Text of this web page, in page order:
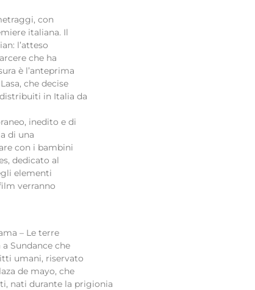
con
italiana. Il
l’atteso
che ha
è l’anteprima
che decise
in Italia da
inedito e di
di una
con i bambini
dedicato al
elementi
verranno
– Le terre
Sundance che
umani, riservato
de mayo, che
nati durante la prigionia